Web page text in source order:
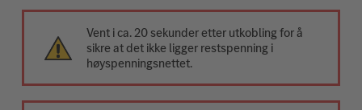
Vent i ca. 20 sekunder etter utkobling for å
sikre at det ikke ligger restspenning i
høyspenningsnettet.